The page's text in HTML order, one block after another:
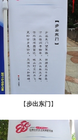
【步出东门 】